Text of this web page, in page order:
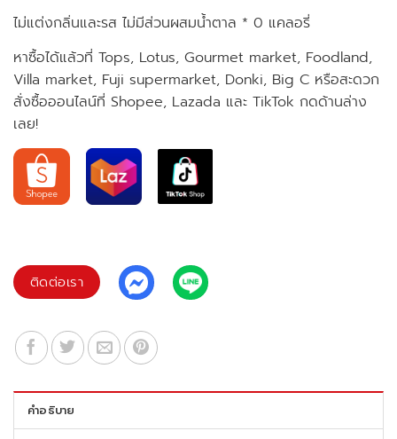
ไม่แต่งกลิ่นและรส ไม่มีส่วนผสมน้ำตาล * 0 แคลอรี่
หาซื้อได้แล้วที่ Tops, Lotus, Gourmet market, Foodland,
Villa market, Fuji supermarket, Donki, Big C หรือสะดวก
สั่งซื้อออนไลน์ที่ Shopee, Lazada และ TikTok กดด้านล่าง
เลย!
ติดต่อเรา
คำอธิบาย